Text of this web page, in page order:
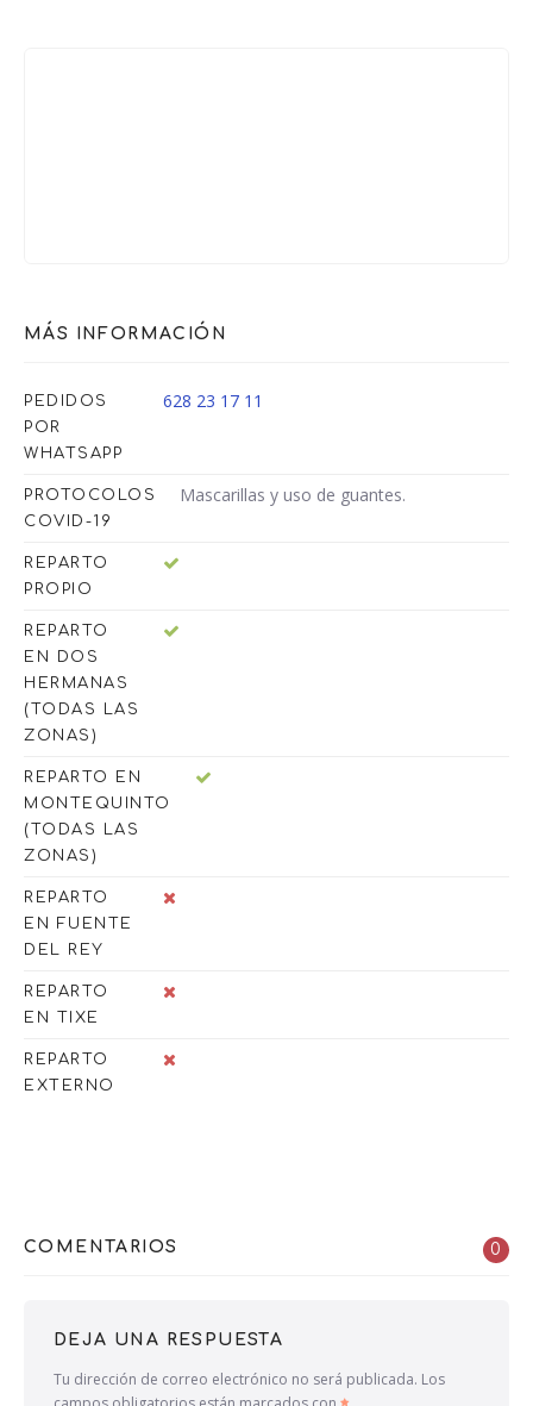
MÁS INFORMACIÓN
PEDIDOS
POR
WHATSAPP
628 23 17 11
PROTOCOLOS
COVID-19
Mascarillas y uso de guantes.
REPARTO
PROPIO
REPARTO
EN DOS
HERMANAS
(TODAS LAS
ZONAS)
REPARTO EN
MONTEQUINTO
(TODAS LAS
ZONAS)
REPARTO
EN FUENTE
DEL REY
REPARTO
EN TIXE
REPARTO
EXTERNO
COMENTARIOS 0
DEJA UNA RESPUESTA
Tu dirección de correo electrónico no será publicada. Los